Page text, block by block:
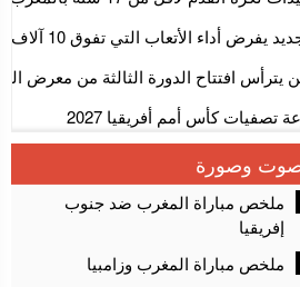
أداء الأتعاب التي تفوق 10 آلاف درهم بالشيك
يترأس افتتاح الدورة الثالثة من معرض
تصفيات كأس أمم أفريقيا 2027
من 4300 قرص مخدر وكوكايين وإكستازي
فضاء للشيشة تستنفر شرطة أكادير
وصورة
ملخص مباراة المغرب ضد جنوب
إفريقيا
ملخص مباراة المغرب وزامبيا